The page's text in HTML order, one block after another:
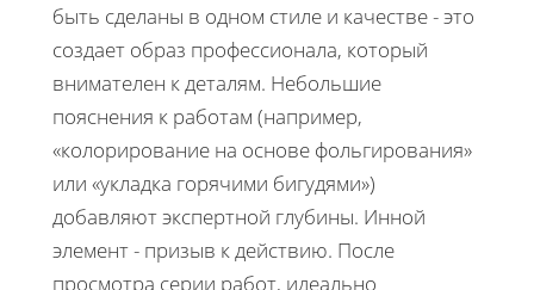
быть сделаны в одном стиле и качестве - это
создает образ профессионала, который
внимателен к деталям. Небольшие
пояснения к работам (например,
«колорирование на основе фольгирования»
или «укладка горячими бигудями»)
добавляют экспертной глубины. Инной
элемент - призыв к действию. После
просмотра серии работ, идеально